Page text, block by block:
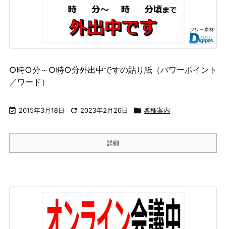
○時○分～○時○分外出中ですの貼り紙（パワーポイント
／ワード）
 2015年3月18日  2023年2月26日  各種案内
詳細